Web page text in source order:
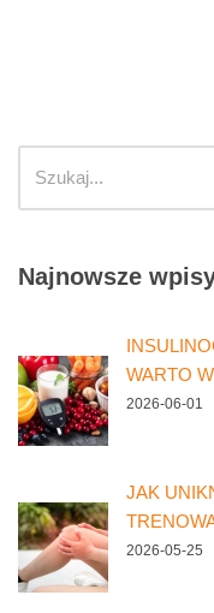
Najnowsze
WARTO
2026-06-01
JAK
2026-05-25